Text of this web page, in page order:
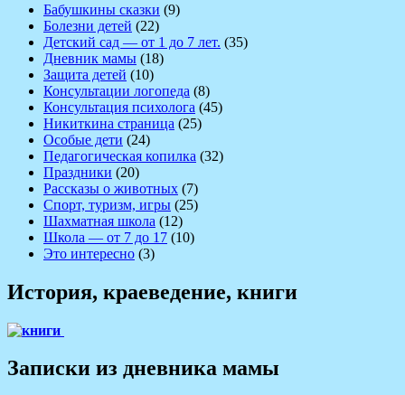
Бабушкины сказки (9)
Болезни детей (22)
Детский сад — от 1 до 7 лет. (35)
Дневник мамы (18)
Защита детей (10)
Консультации логопеда (8)
Консультация психолога (45)
Никиткина страница (25)
Особые дети (24)
Педагогическая копилка (32)
Праздники (20)
Рассказы о животных (7)
Спорт, туризм, игры (25)
Шахматная школа (12)
Школа — от 7 до 17 (10)
Это интересно (3)
История, краеведение, книги
Записки из дневника мамы